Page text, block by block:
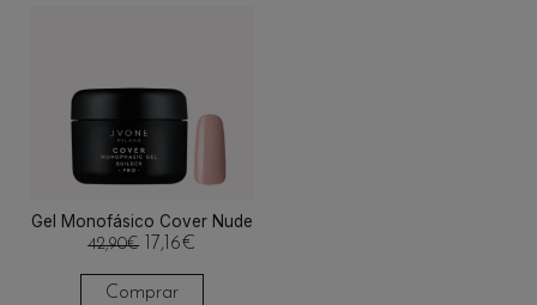
Gel Monofásico Cover Nude
42,90€ 17,16€
Comprar